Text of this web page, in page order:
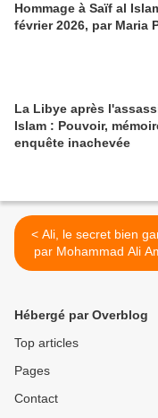
Hommage à Saïf al
février 2026, par Maria
La Libye après
Islam : Pouvoir,
enquête inachevée
< Ali, le secret bien gardé,
par Mohammad Ali
Moezzi
Hébergé par Overblog
Top articles
Pages
Contact